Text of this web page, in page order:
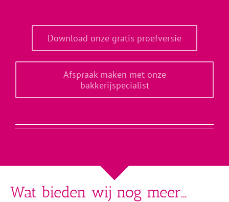
Download onze gratis proefversie
Afspraak maken met onze
bakkerijspecialist
Wat bieden wij nog meer…